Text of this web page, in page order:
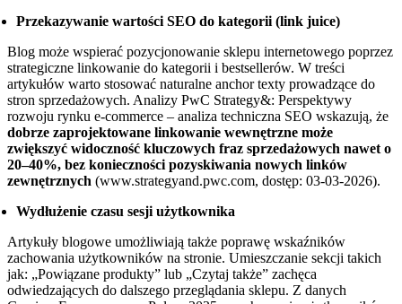
Przekazywanie wartości SEO do kategorii (link juice)
Blog może wspierać pozycjonowanie sklepu internetowego poprzez
strategiczne linkowanie do kategorii i bestsellerów. W treści
artykułów warto stosować naturalne anchor texty prowadzące do
stron sprzedażowych. Analizy PwC Strategy&: Perspektywy
rozwoju rynku e-commerce – analiza techniczna SEO wskazują, że
dobrze zaprojektowane linkowanie wewnętrzne może
zwiększyć widoczność kluczowych fraz sprzedażowych nawet o
20–40%, bez konieczności pozyskiwania nowych linków
zewnętrznych (www.strategyand.pwc.com, dostęp: 03-03-2026).
Wydłużenie czasu sesji użytkownika
Artykuły blogowe umożliwiają także poprawę wskaźników
zachowania użytkowników na stronie. Umieszczanie sekcji takich
jak: „Powiązane produkty” lub „Czytaj także” zachęca
odwiedzających do dalszego przeglądania sklepu. Z danych